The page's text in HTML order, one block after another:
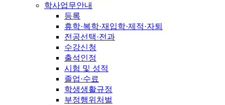
학사업무안내
등록
휴학·복학·재입학·제적·자퇴
전공선택·전과
수강신청
출석인정
시험 및 성적
졸업·수료
학생생활규정
부정행위처벌